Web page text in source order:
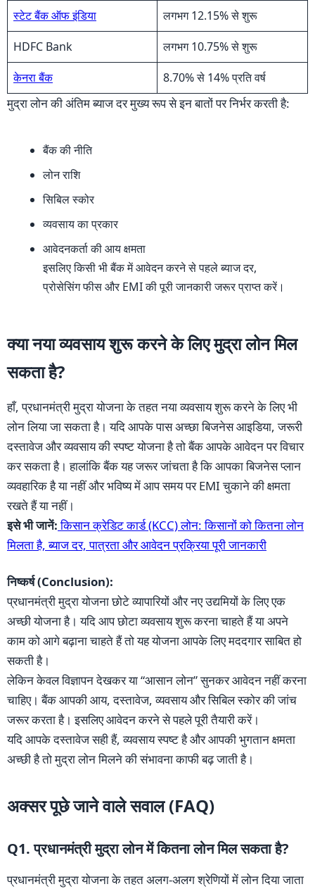
स्टेट बैंक ऑफ इंडिया
लगभग 12.15% से शुरू
HDFC Bank
लगभग 10.75% से शुरू
केनरा बैंक
8.70% से 14% प्रति वर्ष
मुद्रा लोन की अंतिम ब्याज दर मुख्य रूप से इन बातों पर निर्भर करती है:
बैंक की नीति
लोन राशि
सिबिल स्कोर
व्यवसाय का प्रकार
आवेदनकर्ता की आय क्षमता
इसलिए किसी भी बैंक में आवेदन करने से पहले ब्याज दर,
प्रोसेसिंग फीस और EMI की पूरी जानकारी जरूर प्राप्त करें।
क्या नया व्यवसाय शुरू करने के लिए मुद्रा लोन मिल
सकता है?
हाँ, प्रधानमंत्री मुद्रा योजना के तहत नया व्यवसाय शुरू करने के लिए भी
लोन लिया जा सकता है। यदि आपके पास अच्छा बिजनेस आइडिया, जरूरी
दस्तावेज और व्यवसाय की स्पष्ट योजना है तो बैंक आपके आवेदन पर विचार
कर सकता है। हालांकि बैंक यह जरूर जांचता है कि आपका बिजनेस प्लान
व्यवहारिक है या नहीं और भविष्य में आप समय पर EMI चुकाने की क्षमता
रखते हैं या नहीं।
इसे भी जानें:किसान क्रेडिट कार्ड (KCC) लोन: किसानों को कितना लोन
मिलता है, ब्याज दर, पात्रता और आवेदन प्रक्रिया पूरी जानकारी
निष्कर्ष (Conclusion):
प्रधानमंत्री मुद्रा योजना छोटे व्यापारियों और नए उद्यमियों के लिए एक
अच्छी योजना है। यदि आप छोटा व्यवसाय शुरू करना चाहते हैं या अपने
काम को आगे बढ़ाना चाहते हैं तो यह योजना आपके लिए मददगार साबित हो
सकती है।
लेकिन केवल विज्ञापन देखकर या “आसान लोन” सुनकर आवेदन नहीं करना
चाहिए। बैंक आपकी आय, दस्तावेज, व्यवसाय और सिबिल स्कोर की जांच
जरूर करता है। इसलिए आवेदन करने से पहले पूरी तैयारी करें।
यदि आपके दस्तावेज सही हैं, व्यवसाय स्पष्ट है और आपकी भुगतान क्षमता
अच्छी है तो मुद्रा लोन मिलने की संभावना काफी बढ़ जाती है।
अक्सर पूछे जाने वाले सवाल (FAQ)
Q1. प्रधानमंत्री मुद्रा लोन में कितना लोन मिल सकता है?
प्रधानमंत्री मुद्रा योजना के तहत अलग-अलग श्रेणियों में लोन दिया जाता